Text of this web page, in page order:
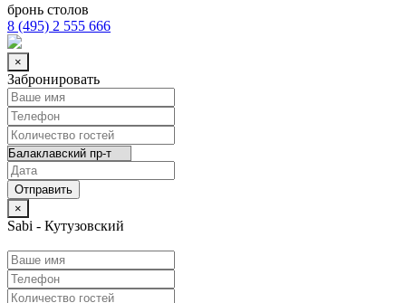
бронь столов
8 (495) 2 555 666
×
Забронировать
×
Sabi - Кутузовский